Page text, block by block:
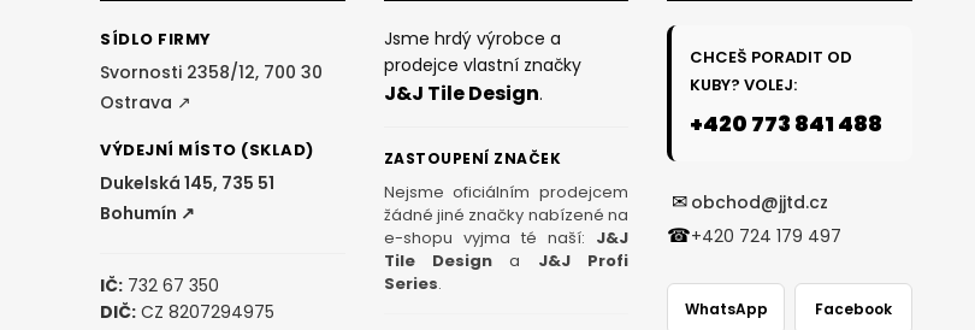
SÍDLO FIRMY
Svornosti 2358/12, 700 30
Ostrava ↗
VÝDEJNÍ MÍSTO (SKLAD)
Dukelská 145, 735 51
Bohumín ↗
IČ: 732 67 350
DIČ: CZ 8207294975
Jsme hrdý výrobce a
prodejce vlastní značky
J&J Tile Design.
ZASTOUPENÍ ZNAČEK
Nejsme oficiálním prodejcem
žádné jiné značky nabízené na
e-shopu vyjma té naší: J&J
Tile Design a J&J Profi
Series.
CHCEŠ PORADIT OD
KUBY? VOLEJ:
+420 773 841 488
✉ obchod@jjtd.cz
☎+420 724 179 497
WhatsApp Facebook